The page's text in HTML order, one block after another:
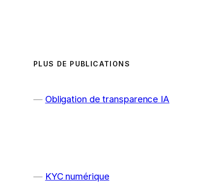
PLUS DE PUBLICATIONS
Obligation de transparence IA
KYC numérique